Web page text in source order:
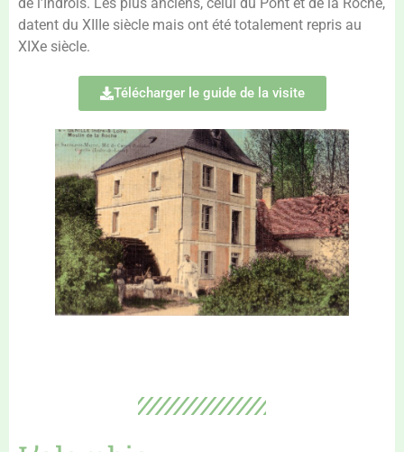
de l’Indrois. Les plus anciens, celui du Pont et de la Roche,
datent du XIIIe siècle mais ont été totalement repris au
XIXe siècle.
Télécharger le guide de la visite